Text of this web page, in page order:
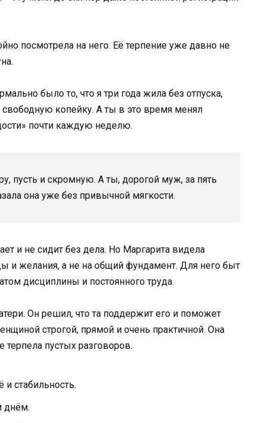
посмотрела на него. Её терпение уже давно не
было то, что я три года жила без отпуска,
копейку. А ты в это время менял
почти каждую неделю.
пусть и скромную. А ты, дорогой муж, за пять
она уже без привычной мягкости.
и не сидит без дела. Но Маргарита видела
и желания, а не на общий фундамент. Для него быт
дисциплины и постоянного труда.
Он решил, что та поддержит его и поможет
строгой, прямой и очень практичной. Она
терпела пустых разговоров.
стабильность.
днём.